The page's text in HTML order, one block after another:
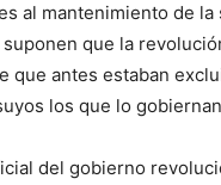
al mantenimiento de
que la
que antes estaban
los que lo gobiernan
del gobierno